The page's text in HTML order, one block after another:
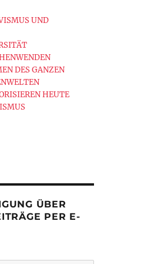
UND
DES GANZEN
HEUTE
ÜBER
PER E-